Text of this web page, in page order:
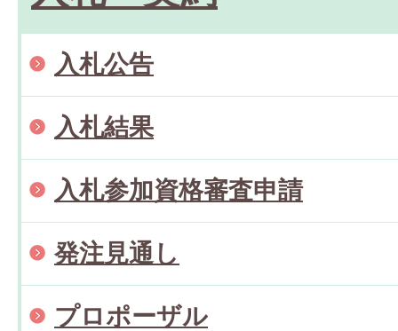
入札公告
入札結果
入札参加資格審査申請
発注見通し
プロポーザル